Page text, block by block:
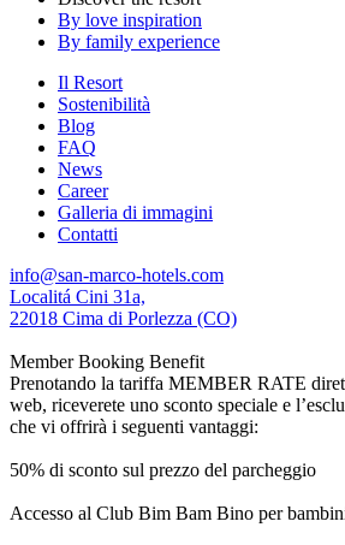
By love inspiration
By family experience
Il Resort
Sostenibilità
Blog
FAQ
News
Career
Galleria di immagini
Contatti
info@san-marco-hotels.com
Localitá Cini 31a,
22018 Cima di Porlezza (CO)
Member Booking Benefit
Prenotando la tariffa MEMBER RATE
web, riceverete uno sconto speciale e
che vi offrirà i seguenti vantaggi:
50% di sconto sul prezzo del parcheggio
Accesso al Club Bim Bam Bino per